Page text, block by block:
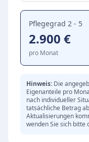
soziale
Angebote aktiv
Gemeinsame
zur Stärkung der
Individuelle
Einbindung in
Gemeinde Büsum
Pflegegrad 2 - 5
2.900 €
pro Monat
Hinweis: Die
Eigenanteile pro
nach individueller
tatsächliche Betrag
Aktualisierungen
wenden Sie sich bitte